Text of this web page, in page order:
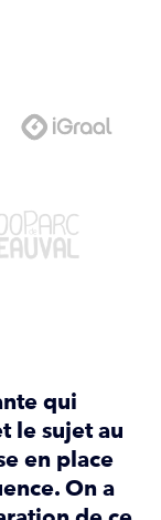
qui
le sujet au
en place
On a